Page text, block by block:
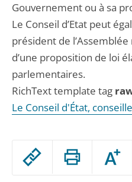
Passer
ou
Gouvernement ou à sa
Le Conseil d’Etat peut
président de
d’une proposition de loi
parlementaires.
RichText template tag
Le Conseil d'État,